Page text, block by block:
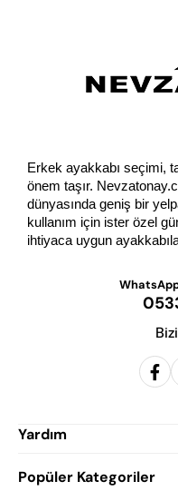
Erkek ayakkabı seçimi,
önem taşır.
dünyasında geniş bir
kullanım için ister özel
ihtiyaca uygun
Yardım
Popüler Kategoriler